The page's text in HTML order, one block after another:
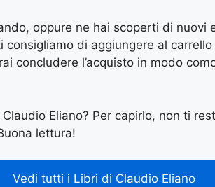
oppure ne hai scoperti di nuovi
consigliamo di aggiungere al
concludere l’acquisto in modo
Eliano? Per capirlo, non ti
lettura!
Vedi tutti i Libri di Claudio Eliano